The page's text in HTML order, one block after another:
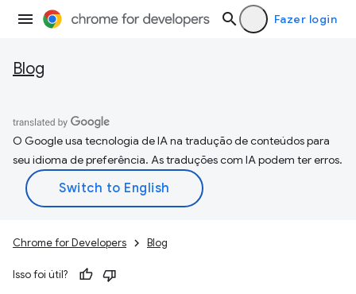
Fazer login
Blog
O Google usa tecnologia de IA na tradução de conteúdos para
seu idioma de preferência. As traduções com IA podem ter erros.
Chrome for Developers Blog
Isso foi útil?